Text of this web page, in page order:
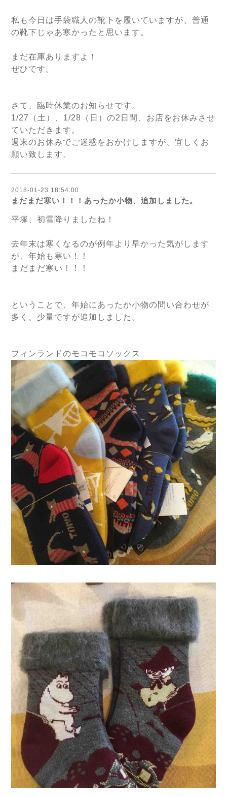
私も今日は手袋職人の靴下を履いていますが、普通
の靴下じゃあ寒かったと思います。
まだ在庫ありますよ！
ぜひです。
さて、臨時休業のお知らせです。
1/27（土）、1/28（日）の2日間、お店をお休みさせ
ていただきます。
週末のお休みでご迷惑をおかけしますが、宜しくお
願い致します。
2018-01-23 18:54:00
まだまだ寒い！！！あったか小物、追加しました。
平塚、初雪降りましたね！
去年末は寒くなるのが例年より早かった気がします
が、年始も寒い！！
まだまだ寒い！！！
ということで、年始にあったか小物の問い合わせが
多く、少量ですが追加しました。
フィンランドのモコモコソックス